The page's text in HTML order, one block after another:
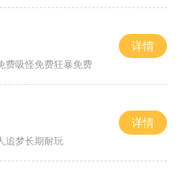
费吸怪免费狂暴免费
详情
追梦长期耐玩
详情